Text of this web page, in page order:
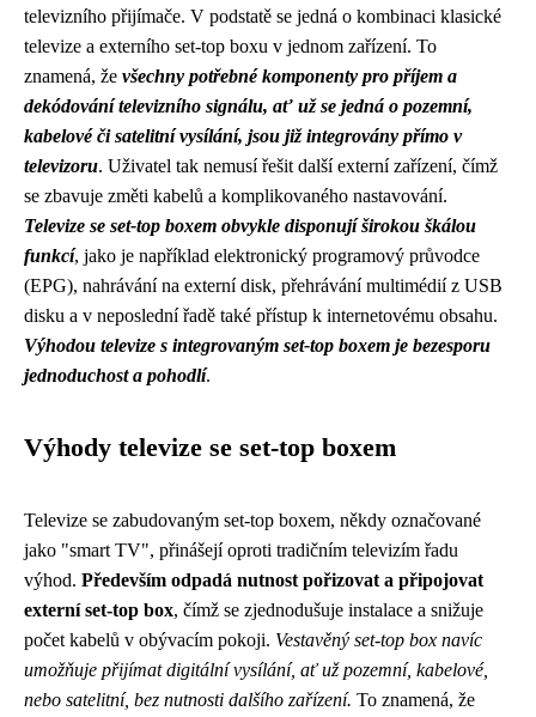
televizního přijímače. V podstatě se jedná o kombinaci klasické
televize a externího set-top boxu v jednom zařízení. To
znamená, že všechny potřebné komponenty pro příjem a
dekódování televizního signálu, ať už se jedná o pozemní,
kabelové či satelitní vysílání, jsou již integrovány přímo v
televizoru. Uživatel tak nemusí řešit další externí zařízení, čímž
se zbavuje změti kabelů a komplikovaného nastavování.
Televize se set-top boxem obvykle disponují širokou škálou
funkcí, jako je například elektronický programový průvodce
(EPG), nahrávání na externí disk, přehrávání multimédií z USB
disku a v neposlední řadě také přístup k internetovému obsahu.
Výhodou televize s integrovaným set-top boxem je bezesporu
jednoduchost a pohodlí.
Výhody televize se set-top boxem
Televize se zabudovaným set-top boxem, někdy označované
jako "smart TV", přinášejí oproti tradičním televizím řadu
výhod. Především odpadá nutnost pořizovat a připojovat
externí set-top box, čímž se zjednodušuje instalace a snižuje
počet kabelů v obývacím pokoji. Vestavěný set-top box navíc
umožňuje přijímat digitální vysílání, ať už pozemní, kabelové,
nebo satelitní, bez nutnosti dalšího zařízení. To znamená, že